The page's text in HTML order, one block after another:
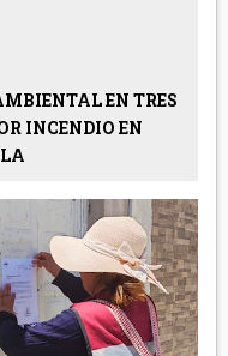
EN TRES
INCENDIO EN